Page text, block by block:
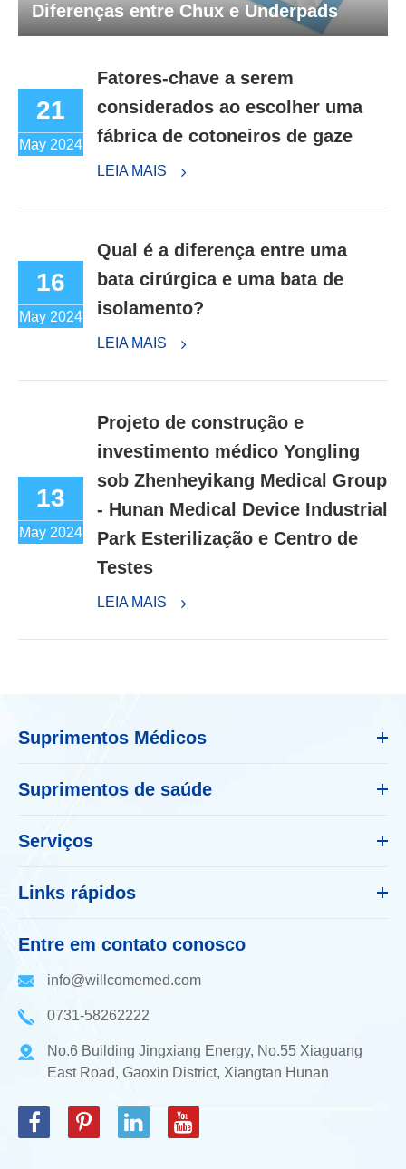
Diferenças entre Chux e Underpads
21
May 2024
Fatores-chave a serem
considerados ao escolher uma
fábrica de cotoneiros de gaze
LEIA MAIS
16
May 2024
Qual é a diferença entre uma
bata cirúrgica e uma bata de
isolamento?
LEIA MAIS
13
May 2024
Projeto de construção e
investimento médico Yongling
sob Zhenheyikang Medical Group
- Hunan Medical Device Industrial
Park Esterilização e Centro de
Testes
LEIA MAIS
Suprimentos Médicos
Suprimentos de saúde
Serviços
Links rápidos
Entre em contato conosco
info@willcomemed.com
0731-58262222
No.6 Building Jingxiang Energy, No.55 Xiaguang
East Road, Gaoxin District, Xiangtan Hunan